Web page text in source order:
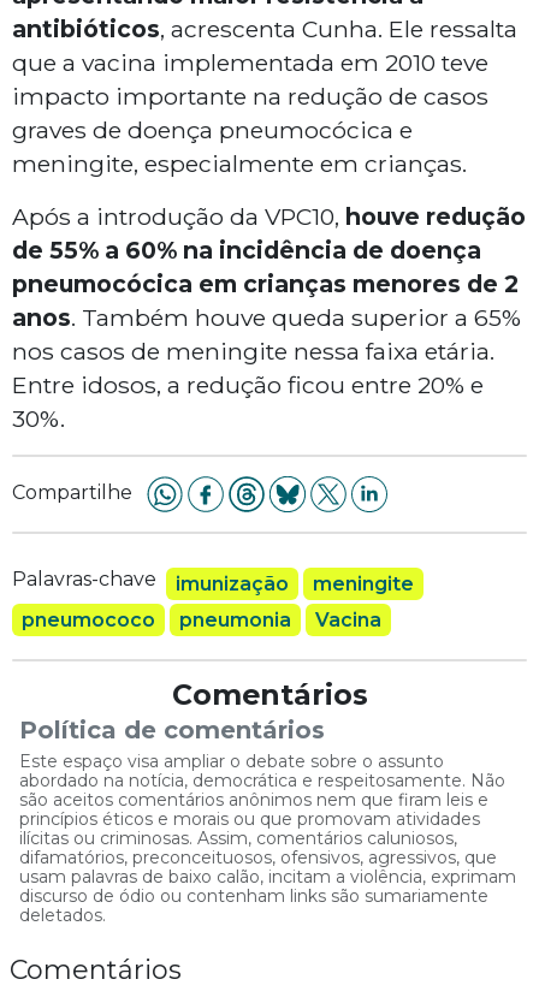
antibióticos, acrescenta Cunha. Ele ressalta
que a vacina implementada em 2010 teve
impacto importante na redução de casos
graves de doença pneumocócica e
meningite, especialmente em crianças.
Após a introdução da VPC10, houve redução
de 55% a 60% na incidência de doença
pneumocócica em crianças menores de 2
anos. Também houve queda superior a 65%
nos casos de meningite nessa faixa etária.
Entre idosos, a redução ficou entre 20% e
30%.
Compartilhe
Palavras-chave imunização
meningite
pneumococo
pneumonia Vacina
Comentários
Política de comentários
Este espaço visa ampliar o debate sobre o assunto
abordado na notícia, democrática e respeitosamente. Não
são aceitos comentários anônimos nem que firam leis e
princípios éticos e morais ou que promovam atividades
ilícitas ou criminosas. Assim, comentários caluniosos,
difamatórios, preconceituosos, ofensivos, agressivos, que
usam palavras de baixo calão, incitam a violência, exprimam
discurso de ódio ou contenham links são sumariamente
deletados.
Comentários